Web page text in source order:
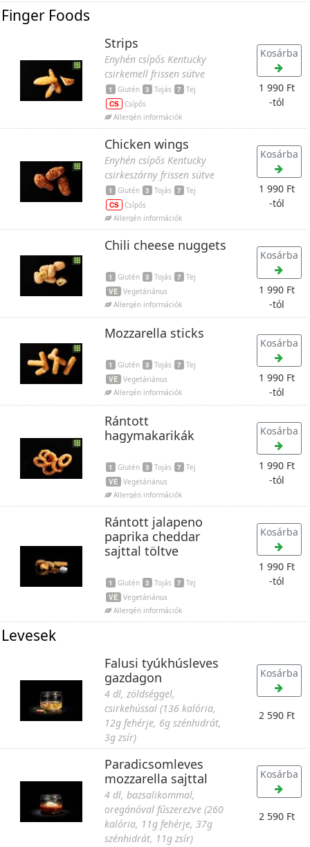
Finger Foods
Strips
Enyhén csípős Kentucky
csirkemell frissen sütve
1 Glutén 3 Tojás 7 Tej
CS Csípős
Allergén információk
1 990 Ft
-tól
Kosárba
Chicken wings
Enyhén csípős Kentucky
csirkeszárny frissen sütve
1 Glutén 3 Tojás 7 Tej
CS Csípős
Allergén információk
1 990 Ft
-tól
Kosárba
Chili cheese nuggets
1 Glutén 3 Tojás 7 Tej
VE Vegetáriánus
Allergén információk
1 990 Ft
-tól
Kosárba
Mozzarella sticks
1 Glutén 3 Tojás 7 Tej
VE Vegetáriánus
Allergén információk
1 990 Ft
-tól
Kosárba
Rántott
hagymakarikák
1 Glutén 3 Tojás 7 Tej
VE Vegetáriánus
Allergén információk
1 990 Ft
-tól
Kosárba
Rántott jalapeno
paprika cheddar
sajttal töltve
1 Glutén 3 Tojás 7 Tej
VE Vegetáriánus
Allergén információk
1 990 Ft
-tól
Kosárba
Levesek
Falusi tyúkhúsleves
gazdagon
4 dl, zöldséggel,
csirkehússal (136 kalória,
12g fehérje, 6g szénhidrát,
3g zsír)
2 590 Ft
Kosárba
Paradicsomleves
mozzarella sajttal
4 dl, bazsalikommal,
oregánóval fűszerezve (260
kalória, 11g fehérje, 37g
szénhidrát, 11g zsír)
2 590 Ft
Kosárba